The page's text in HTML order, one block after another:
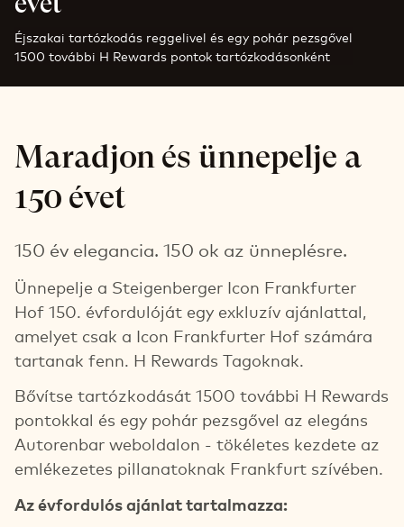
Éjszakai tartózkodás reggelivel és egy pohár pezsgővel
1500 további H Rewards pontok tartózkodásonként
Maradjon és ünnepelje a
150 évet
150 év elegancia. 150 ok az ünneplésre.
Ünnepelje a Steigenberger Icon Frankfurter
Hof 150. évfordulóját egy exkluzív ajánlattal,
amelyet csak a Icon Frankfurter Hof számára
tartanak fenn. H Rewards Tagoknak.
Bővítse tartózkodását 1500 további H Rewards
pontokkal és egy pohár pezsgővel az elegáns
Autorenbar weboldalon - tökéletes kezdete az
emlékezetes pillanatoknak Frankfurt szívében.
Az évfordulós ajánlat tartalmazza: